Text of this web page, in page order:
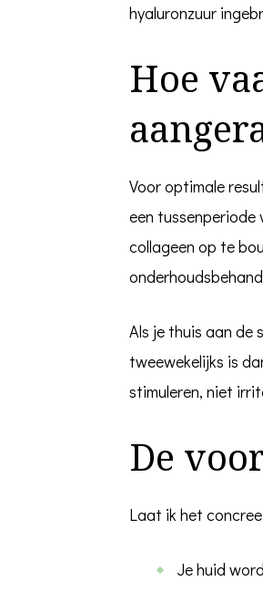
hyaluronzuur
Hoe
Voor optimale
een tussenperiode
collageen op te
Als je thuis aan de
tweewekelijks is
stimuleren, niet
De
Laat ik het
Je huid